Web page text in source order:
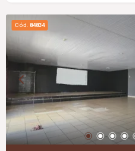
de lazer e confraternização. O
dispõe ainda de elevador e 02
Cód. 84834